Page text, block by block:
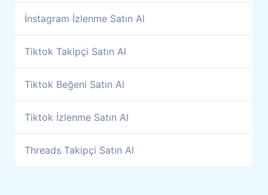
İnstagram İzlenme Satın Al
Tiktok Takipçi Satın Al
Tiktok Beğeni Satın Al
Tiktok İzlenme Satın Al
Threads Takipçi Satın Al